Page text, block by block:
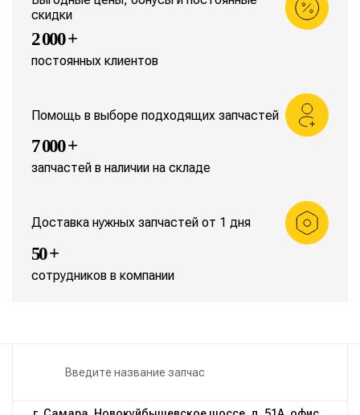
скидки
2 000 +
постоянных клиентов
Помощь в выборе подходящих запчастей
7 000 +
запчастей в наличии на складе
Доставка нужных запчастей от 1 дня
50 +
сотрудников в компании